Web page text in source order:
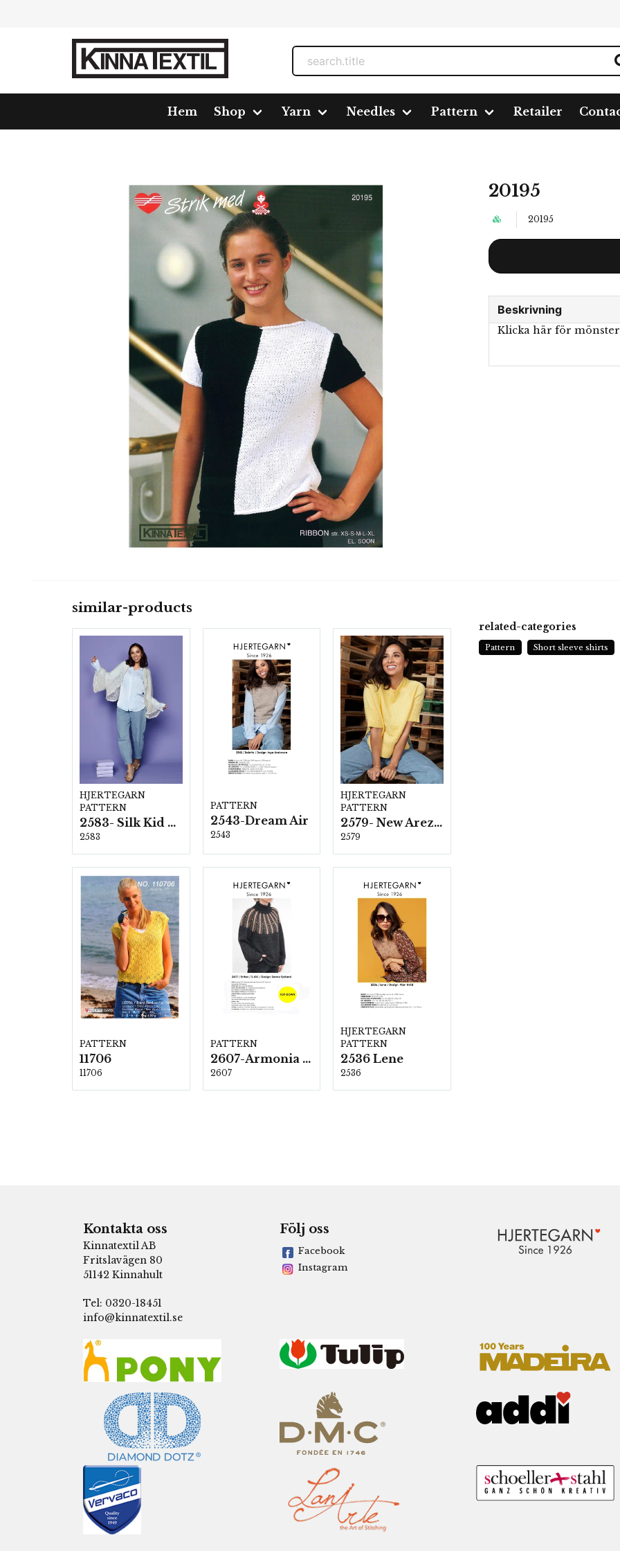
Hem Shop Yarn Needles Pattern Retailer
Pattern 20195
20195
20195
Beskrivning
Klicka här för mönster
similar-products
HJERTEGARN
PATTERN
2583- Silk Kid Mohair
2583
PATTERN
2543-Dream Air
2543
HJERTEGARN
PATTERN
2579- New Arezzo
2579
PATTERN
11706
11706
PATTERN
2607-Armonia och Alpaca 400
2607
HJERTEGARN
PATTERN
2536 Lene
2536
related-categories
Pattern Short sleeve shirts
Kontakta oss
Kinnatextil AB
Fritslavägen 80
51142 Kinnahult
Tel: 0320-18451
info@kinnatextil.se
Följ oss
Facebook
Instagram